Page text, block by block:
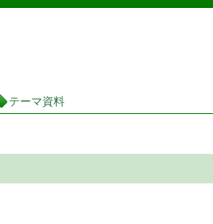
図書館 蔵書検索・予約システム
テーマ資料